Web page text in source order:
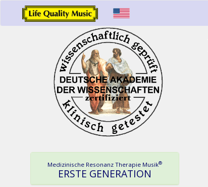
Medizinische Resonanz Therapie Musik®
ERSTE GENERATION